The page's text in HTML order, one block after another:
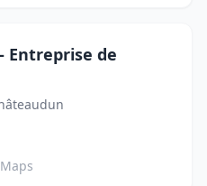
- Entreprise de